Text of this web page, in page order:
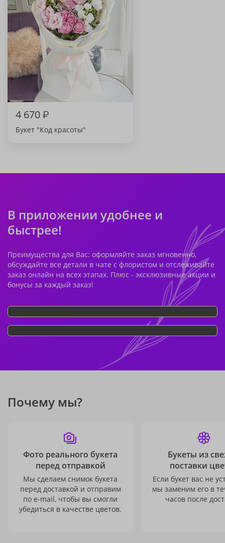
4 670₽
Букет "Код красоты"
В приложении удобнее и
быстрее!
Преимущества для Вас: оформляйте заказ мгновенно,
обсуждайте все детали в чате с флористом и отслеживайте
заказ онлайн на всех этапах. Плюс - эксклюзивные акции и
бонусы за каждый заказ!
Почему мы?
Фото реального букета
перед отправкой
Мы сделаем снимок букета
перед доставкой и отправим
по e-mail, чтобы вы смогли
убедиться в качестве цветов.
Букеты из
поставки
Если букет вас не
мы заменим его в
часов после